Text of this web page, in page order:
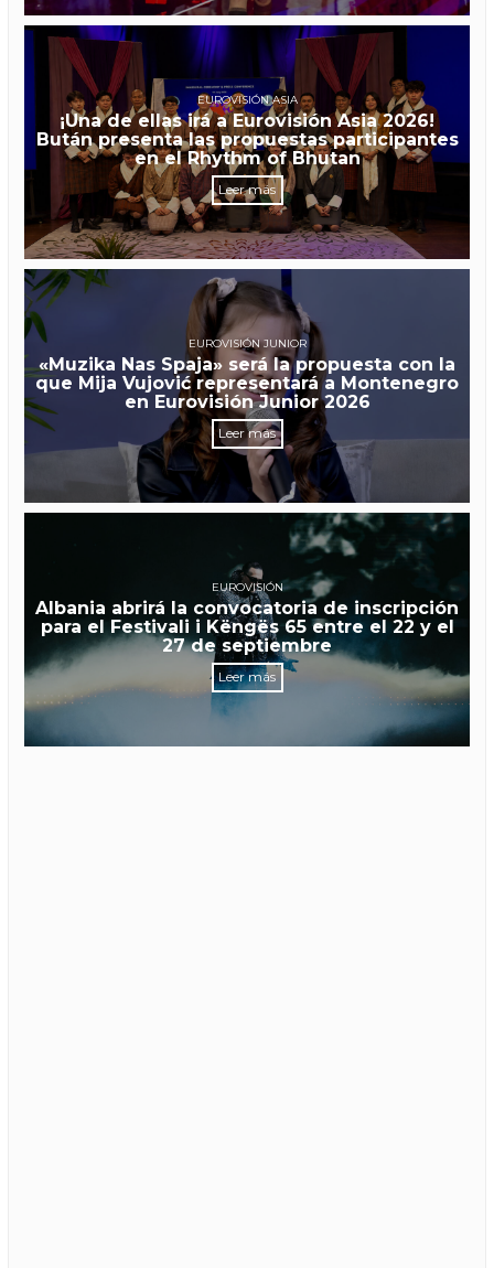
EUROVISIÓN ASIA
¡Una de ellas irá a Eurovisión Asia 2026!
Bután presenta las propuestas participantes
en el Rhythm of Bhutan
Leer más
EUROVISIÓN JUNIOR
«Muzika Nas Spaja» será la propuesta con la
que Mija Vujović representará a Montenegro
en Eurovisión Junior 2026
Leer más
EUROVISIÓN
Albania abrirá la convocatoria de inscripción
para el Festivali i Këngës 65 entre el 22 y el
27 de septiembre
Leer más